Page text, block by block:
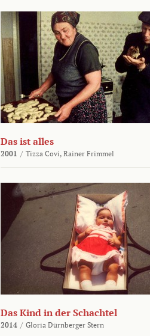
Das ist alles
2001 / Tizza Covi, Rainer Frimmel
Das Kind in der Schachtel
2014 / Gloria Dürnberger Stern